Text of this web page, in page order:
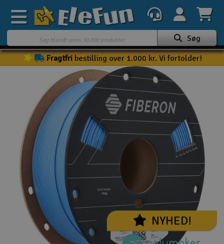
Ugens tilbud
Outlet
Mine favoritter
Gavekort
3D-print
Batteri & ladere
Biler
Både
Søg
Fragtfribestilling over 1.000 kr. Vi fortolder!
NYHED!